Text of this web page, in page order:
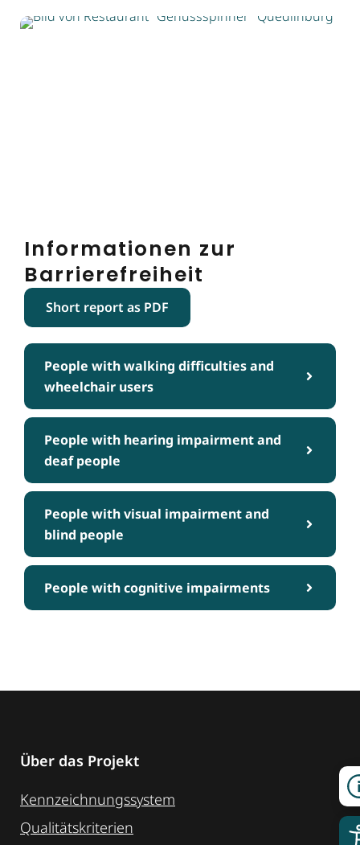
Informationen zur
Barrierefreiheit
Short report as PDF
People with walking difficulties and
wheelchair users
People with hearing impairment and
deaf people
People with visual impairment and
blind people
People with cognitive impairments
Über das Projekt
Kennzeichnungssystem
Qualitätskriterien